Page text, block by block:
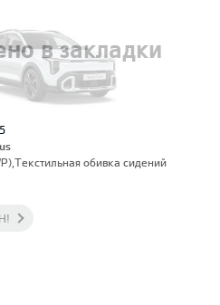
в закладки
обивка сидений